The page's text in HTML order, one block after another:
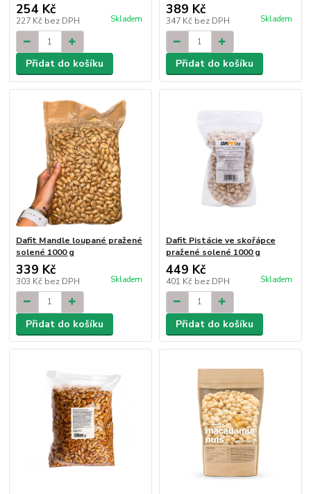
254 Kč
227 Kč bez DPH Skladem
Přidat do košíku
389 Kč
347 Kč bez DPH Skladem
Přidat do košíku
Dafit Mandle loupané pražené
solené 1000 g
339 Kč
303 Kč bez DPH Skladem
Přidat do košíku
Dafit Pistácie ve skořápce
pražené solené 1000 g
449 Kč
401 Kč bez DPH Skladem
Přidat do košíku